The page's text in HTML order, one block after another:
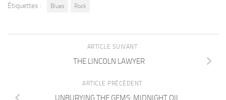
Étiquettes : Blues Rock
ARTICLE SUIVANT
THE LINCOLN LAWYER
ARTICLE PRÉCÉDENT
UNBURYING THE GEMS: MIDNIGHT OIL